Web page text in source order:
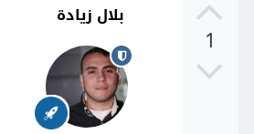
1
بلال زيادة